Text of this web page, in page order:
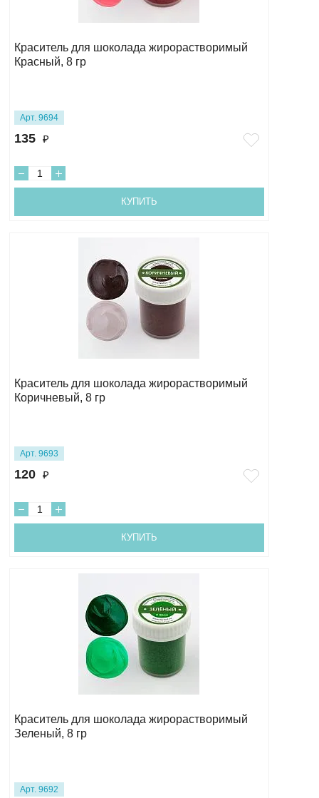
Краситель для шоколада жирорастворимый
Красный, 8 гр
Арт. 9694
135 ₽
КУПИТЬ
Краситель для шоколада жирорастворимый
Коричневый, 8 гр
Арт. 9693
120 ₽
КУПИТЬ
Краситель для шоколада жирорастворимый
Зеленый, 8 гр
Арт. 9692